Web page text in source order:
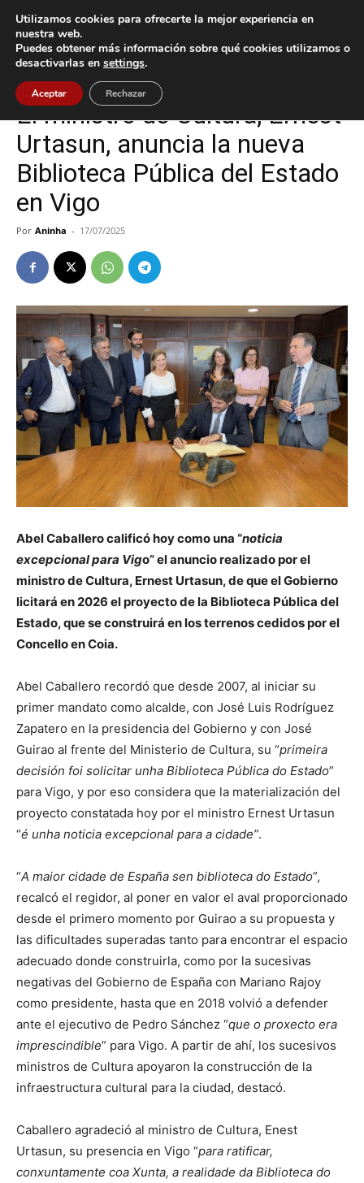
Inicio Cultura / Ocio
Cultura / Ocio Vigo
El ministro de Cultura, Ernest
Urtasun, anuncia la nueva
Biblioteca Pública del Estado
en Vigo
Por Aninha - 17/07/2025
Abel Caballero calificó hoy como una “noticia
excepcional para Vigo” el anuncio realizado por el
ministro de Cultura, Ernest Urtasun, de que el Gobierno
licitará en 2026 el proyecto de la Biblioteca Pública del
Estado, que se construirá en los terrenos cedidos por el
Concello en Coia.
Abel Caballero recordó que desde 2007, al iniciar su
primer mandato como alcalde, con José Luis Rodríguez
Zapatero en la presidencia del Gobierno y con José
Guirao al frente del Ministerio de Cultura, su “primeira
decisión foi solicitar unha Biblioteca Pública do Estado”
para Vigo, y por eso considera que la materialización del
proyecto constatada hoy por el ministro Ernest Urtasun
“é unha noticia excepcional para a cidade”.
“A maior cidade de España sen biblioteca do Estado”,
recalcó el regidor, al poner en valor el aval proporcionado
desde el primero momento por Guirao a su propuesta y
las dificultades superadas tanto para encontrar el espacio
adecuado donde construirla, como por la sucesivas
negativas del Gobierno de España con Mariano Rajoy
como presidente, hasta que en 2018 volvió a defender
ante el ejecutivo de Pedro Sánchez “que o proxecto era
imprescindible” para Vigo. A partir de ahí, los sucesivos
ministros de Cultura apoyaron la construcción de la
infraestructura cultural para la ciudad, destacó.
Caballero agradeció al ministro de Cultura, Enest
Urtasun, su presencia en Vigo “para ratificar,
conxuntamente coa Xunta, a realidade da Biblioteca do
Utilizamos cookies para ofrecerte la mejor experiencia en
nuestra web.
Puedes obtener más información sobre qué cookies utilizamos o
desactivarlas en settings.
Aceptar Rechazar